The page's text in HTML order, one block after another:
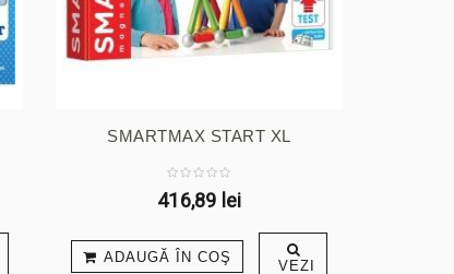
SMARTMAX START XL
416,89 lei
ADAUGĂ ÎN COŞ VEZI